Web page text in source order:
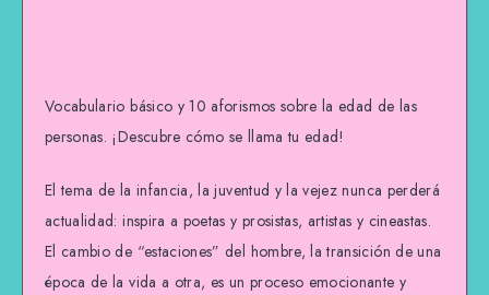
Vocabulario básico y 10 aforismos sobre la edad de las
personas. ¡Descubre cómo se llama tu edad!
El tema de la infancia, la juventud y la vejez nunca perderá
actualidad: inspira a poetas y prosistas, artistas y cineastas.
El cambio de “estaciones” del hombre, la transición de una
época de la vida a otra, es un proceso emocionante y